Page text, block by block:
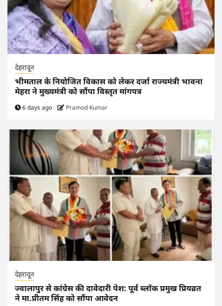
देहरादून
भीमताल के नियोजित विकास को लेकर दर्जा राज्यमंत्री भावना
मेहरा ने मुख्यमंत्री को सौंपा विस्तृत मांगपत्र
6 days ago Pramod Kumar
देहरादून
ज्वालापुर से कांग्रेस की दावेदारी पेश: पूर्व ब्लॉक प्रमुख प्रियव्रत
ने मा.प्रीतम सिंह को सौंपा आवेदन